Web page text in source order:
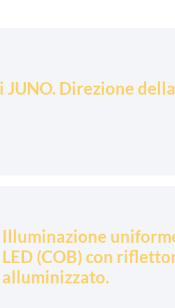
Direzione
Illuminazione
LED (COB) con
alluminizzato.